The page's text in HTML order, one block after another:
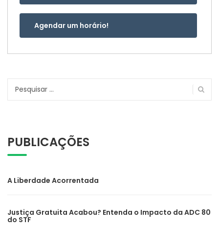
Agendar um horário!
Pesquisar
PUBLICAÇÕES
A Liberdade Acorrentada
Justiça Gratuita Acabou? Entenda o Impacto da ADC 80
do STF